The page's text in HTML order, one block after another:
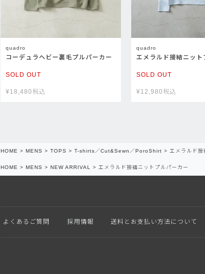
quadro
コーデュラヘビー裏毛プルパーカー
SOLD OUT
¥18,480 税込
quadro
エメラルド接結ニット
SOLD OUT
¥12,980 税込
HOME MENS TOPS T-shirts／Cut&Sewn／PoroShirt エメラルド接
HOME MENS NEW ARRIVAL エメラルド接結ニットプルパーカー
よくあるご質問 採用情報 送料とお支払い方法について